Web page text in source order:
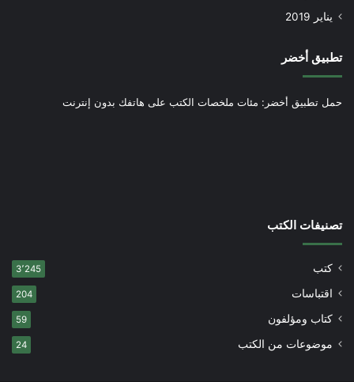
يناير 2019
تطبيق أخضر
حمل تطبيق أخضر: مئات ملخصات الكتب على هاتفك بدون إنترنت
تصنيفات الكتب
كتب 3٬245
اقتباسات 204
كتاب ومؤلفون 59
موضوعات من الكتب 24